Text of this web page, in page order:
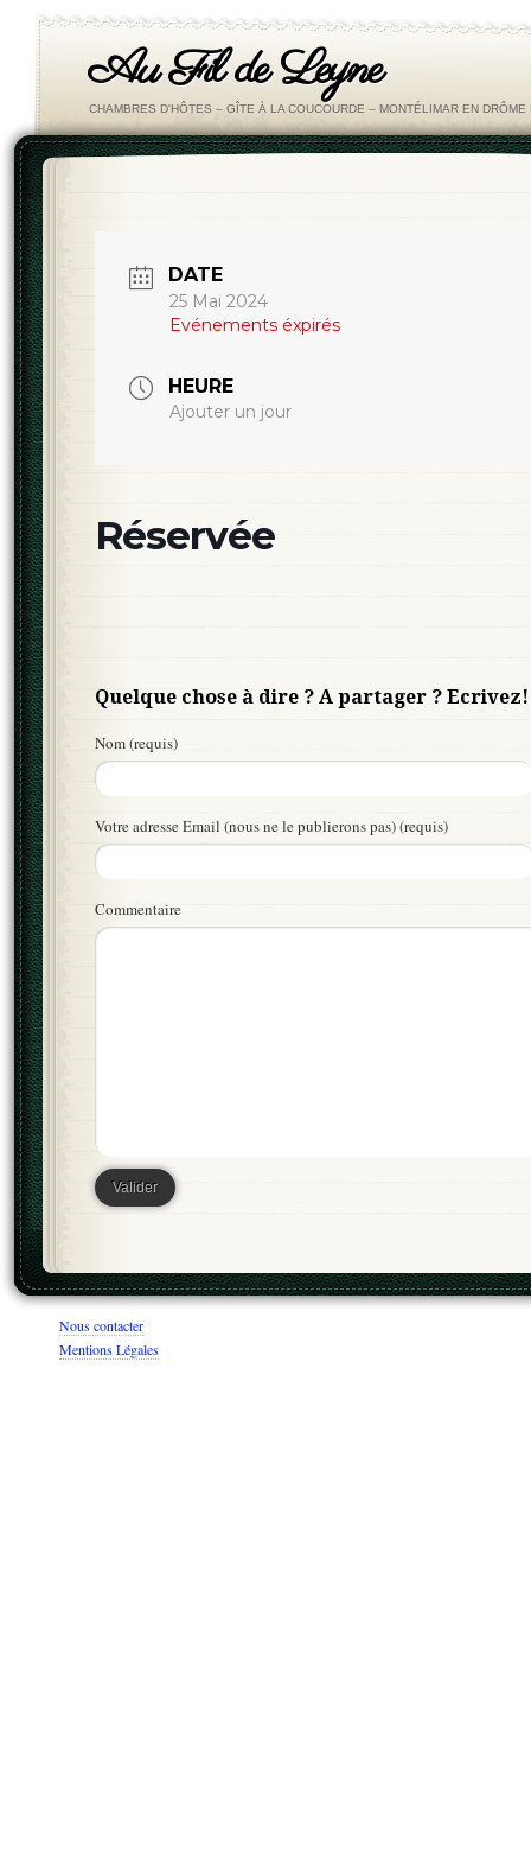
Au Fil de Leyne
CHAMBRES D'HÔTES – GÎTE À LA COUCOURDE – MONTÉLIMAR EN DRÔME
DATE
25 Mai 2024
Evénements éxpirés
HEURE
Ajouter un jour
Réservée
Quelque chose à dire ? A partager ? Ecrivez!
Nom (requis)
Votre adresse Email (nous ne le publierons pas) (requis)
Commentaire
Nous contacter
Mentions Légales